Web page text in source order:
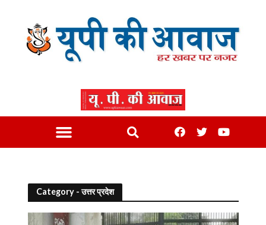
Category - उत्तर प्रदेश